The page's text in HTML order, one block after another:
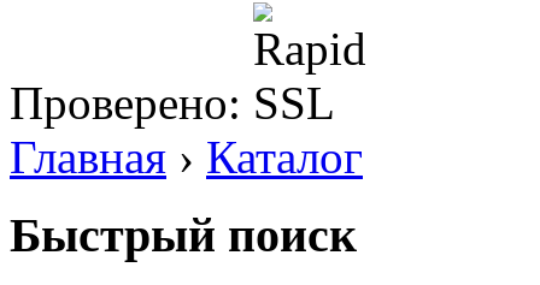
Проверено:
Главная › Каталог
Быстрый поиск